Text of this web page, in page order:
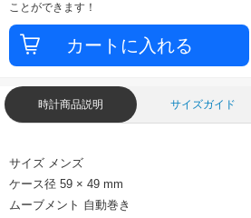
ことができます！
時計商品説明 サイズガイド
サイズ メンズ
ケース径 59 × 49 mm
ムーブメント 自動巻き